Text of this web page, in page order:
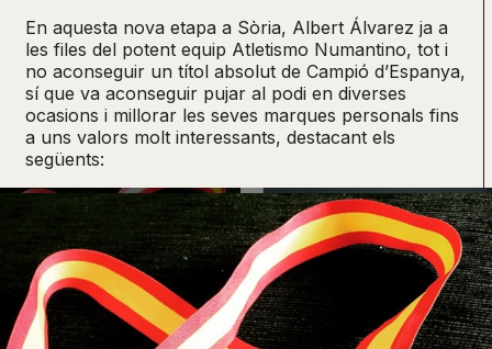
En aquesta nova etapa a Sòria, Albert Álvarez ja a
les files del potent equip Atletismo Numantino, tot i
no aconseguir un títol absolut de Campió d’Espanya,
sí que va aconseguir pujar al podi en diverses
ocasions i millorar les seves marques personals fins
a uns valors molt interessants, destacant els
següents: